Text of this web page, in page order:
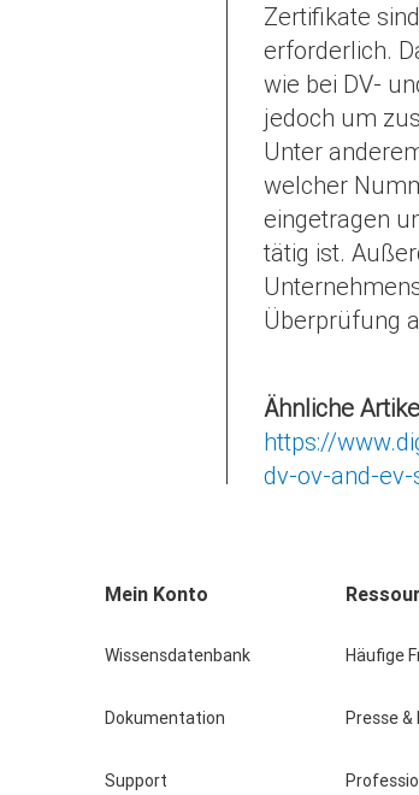
Zertifikate
erforderlich.
wie bei DV-
jedoch um
Unter
welcher
eingetragen
tätig ist.
Überprüfung
Ähnliche
https://
dv-ov-and-
Mein Konto
Wissensdatenbank
Dokumentation
Support
Häufige
Presse &